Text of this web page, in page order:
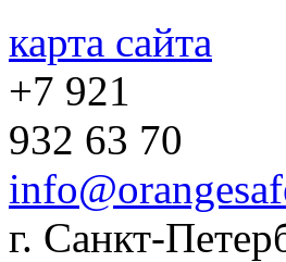
карта сайта
+7 921
932 63 70
г. Санкт-